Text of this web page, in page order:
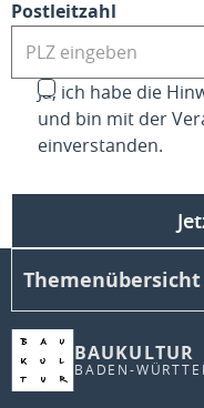
Postleitzahl
Ja, ich habe die
und bin mit der
einverstanden.
BAUKULTUR
BADEN-
Themenübersicht